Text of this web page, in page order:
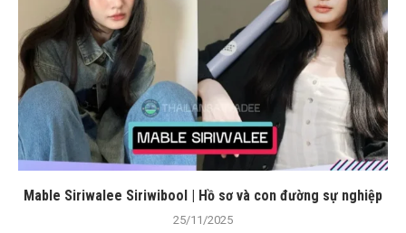
Mable Siriwalee Siriwibool | Hồ sơ và con đường sự nghiệp
25/11/2025